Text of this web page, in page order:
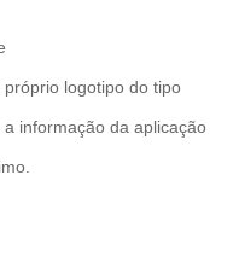
logotipo do tipo
informação da aplicação